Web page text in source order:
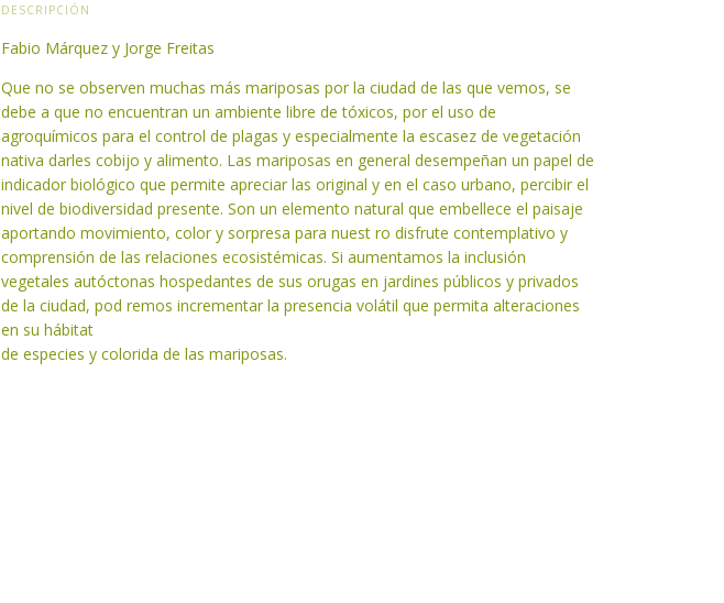
DESCRIPCIÓN
Fabio Márquez y Jorge Freitas
Que no se observen muchas más mariposas por la ciudad de las que vemos, se
debe a que no encuentran un ambiente libre de tóxicos, por el uso de
agroquímicos para el control de plagas y especialmente la escasez de vegetación
nativa darles cobijo y alimento. Las mariposas en general desempeñan un papel de
indicador biológico que permite apreciar las original y en el caso urbano, percibir el
nivel de biodiversidad presente. Son un elemento natural que embellece el paisaje
aportando movimiento, color y sorpresa para nuest ro disfrute contemplativo y
comprensión de las relaciones ecosistémicas. Si aumentamos la inclusión
vegetales autóctonas hospedantes de sus orugas en jardines públicos y privados
de la ciudad, pod remos incrementar la presencia volátil que permita alteraciones
en su hábitat
de especies y colorida de las mariposas.